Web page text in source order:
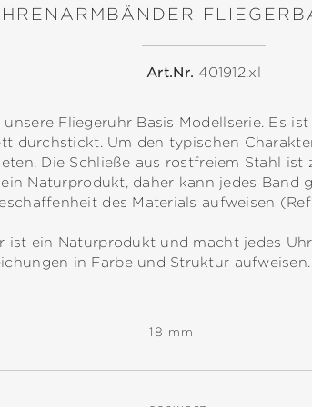
Art.Nr. 401912.xl
Fliegeruhr Basis Modellserie. Es
durchstickt. Um den typischen
Die Schließe aus rostfreiem Stahl
Naturprodukt, daher kann jedes Band
des Materials aufweisen
ist ein Naturprodukt und macht jedes
in Farbe und Struktur aufweisen.
18 mm